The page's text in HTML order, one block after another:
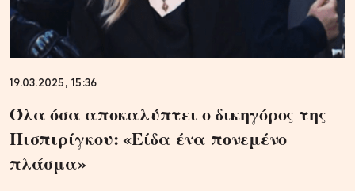
19.03.2025, 15:36
Όλα όσα αποκαλύπτει ο δικηγόρος της
Πισπιρίγκου: «Είδα ένα πονεμένο
πλάσμα»